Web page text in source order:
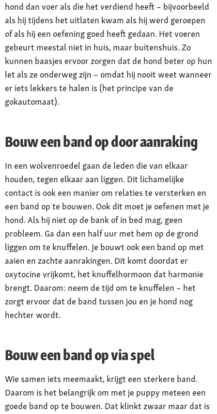
hond dan voer als die het verdiend heeft – bijvoorbeeld
als hij tijdens het uitlaten kwam als hij werd geroepen
of als hij een oefening goed heeft gedaan. Het voeren
gebeurt meestal niet in huis, maar buitenshuis. Zo
kunnen baasjes ervoor zorgen dat de hond beter op hun
let als ze onderweg zijn – omdat hij nooit weet wanneer
er iets lekkers te halen is (het principe van de
gokautomaat).
Bouw een band op door aanraking
In een wolvenroedel gaan de leden die van elkaar
houden, tegen elkaar aan liggen. Dit lichamelijke
contact is ook een manier om relaties te versterken en
een band op te bouwen. Ook dit moet je oefenen met je
hond. Als hij niet op de bank of in bed mag, geen
probleem. Ga dan een half uur met hem op de grond
liggen om te knuffelen. Je bouwt ook een band op met
aaien en zachte aanrakingen. Dit komt doordat er
oxytocine vrijkomt, het knuffelhormoon dat harmonie
brengt. Daarom: neem de tijd om te knuffelen – het
zorgt ervoor dat de band tussen jou en je hond nog
hechter wordt.
Bouw een band op via spel
Wie samen iets meemaakt, krijgt een sterkere band.
Daarom is het belangrijk om met je puppy meteen een
goede band op te bouwen. Dat klinkt zwaar maar dat is